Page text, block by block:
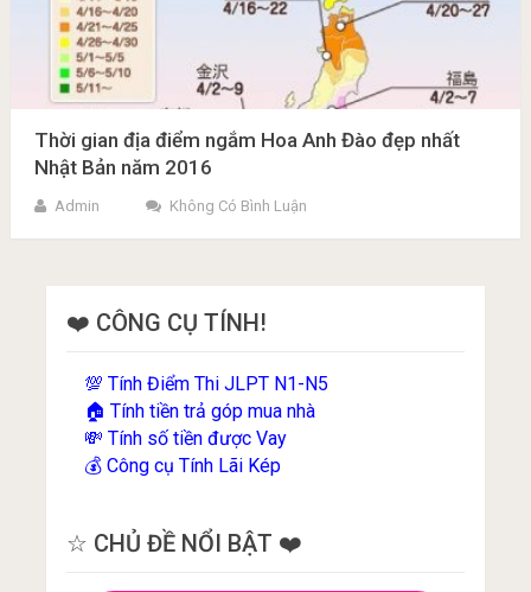
Thời gian địa điểm ngắm Hoa Anh Đào đẹp nhất
Nhật Bản năm 2016
Admin Không Có Bình Luận
❤️ CÔNG CỤ TÍNH!
💯Tính Điểm Thi JLPT N1-N5
🏠Tính tiền trả góp mua nhà
💸Tính số tiền được Vay
💰Công cụ Tính Lãi Kép
☆ CHỦ ĐỀ NỔI BẬT ❤️